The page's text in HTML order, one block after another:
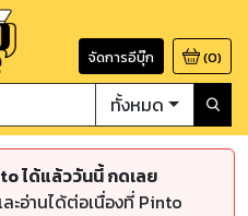
จัดการอีบุ๊ก (0)
ทั้งหมด
ได้แล้ววันนี้ กดเลย
อ่านได้ต่อเนื่องที่ Pinto